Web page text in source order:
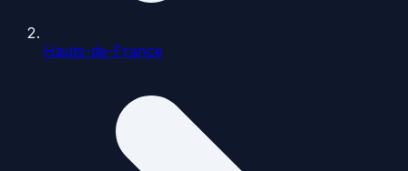
Hauts-de-France